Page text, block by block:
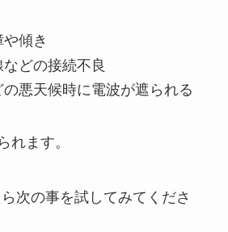
傾き
どの接続不良
悪天候時に電波が遮られる
れます。
次の事を試してみてくださ